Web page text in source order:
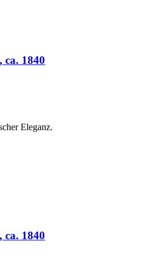
ca. 1840
Eleganz.
ca. 1840